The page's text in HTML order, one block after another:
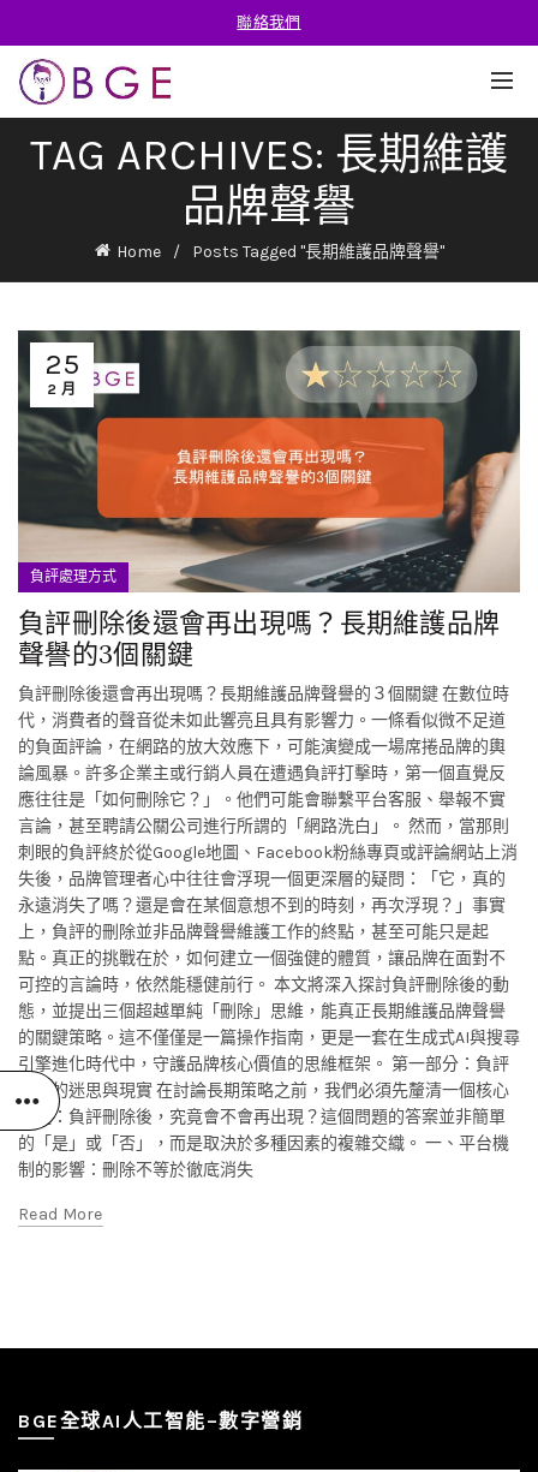
聯絡我們
TAG ARCHIVES: 長期維護
品牌聲譽
Home Posts Tagged "長期維護品牌聲譽"
25
2 月
負評處理方式
負評刪除後還會再出現嗎？長期維護品牌
聲譽的3個關鍵
負評刪除後還會再出現嗎？長期維護品牌聲譽的３個關鍵 在數位時
代，消費者的聲音從未如此響亮且具有影響力。一條看似微不足道
的負面評論，在網路的放大效應下，可能演變成一場席捲品牌的輿
論風暴。許多企業主或行銷人員在遭遇負評打擊時，第一個直覺反
應往往是「如何刪除它？」。他們可能會聯繫平台客服、舉報不實
言論，甚至聘請公關公司進行所謂的「網路洗白」。 然而，當那則
刺眼的負評終於從Google地圖、Facebook粉絲專頁或評論網站上消
失後，品牌管理者心中往往會浮現一個更深層的疑問：「它，真的
永遠消失了嗎？還是會在某個意想不到的時刻，再次浮現？」事實
上，負評的刪除並非品牌聲譽維護工作的終點，甚至可能只是起
點。真正的挑戰在於，如何建立一個強健的體質，讓品牌在面對不
可控的言論時，依然能穩健前行。 本文將深入探討負評刪除後的動
態，並提出三個超越單純「刪除」思維，能真正長期維護品牌聲譽
的關鍵策略。這不僅僅是一篇操作指南，更是一套在生成式AI與搜尋
引擎進化時代中，守護品牌核心價值的思維框架。 第一部分：負評
刪除的迷思與現實 在討論長期策略之前，我們必須先釐清一個核心
問題：負評刪除後，究竟會不會再出現？這個問題的答案並非簡單
的「是」或「否」，而是取決於多種因素的複雜交織。 一、平台機
制的影響：刪除不等於徹底消失
Read More
BGE全球AI人工智能–數字營銷